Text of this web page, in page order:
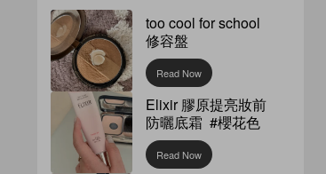
too cool for school
修容盤
Read Now
Elixir 膠原提亮妝前
防曬底霜 #櫻花色
Read Now